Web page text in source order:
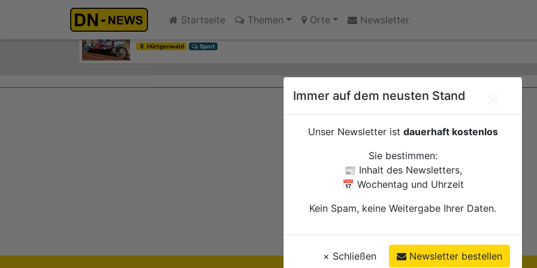
Startseite
Themen Orte Newsletter
Smarte Baumbewässerung: Neues Pilotprojekt lädt Bürgerinnen und Bürger zum
Düren
Verwaltung
Previous
Ihre Anzeige hier?
Immer auf dem neusten Stand
Unser Newsletter ist dauerhaft kostenlos
Sie bestimmen:
📰 Inhalt des Newsletters,
📅 Wochentag und Uhrzeit
Kein Spam, keine Weitergabe Ihrer Daten.
× Schließen Newsletter bestellen